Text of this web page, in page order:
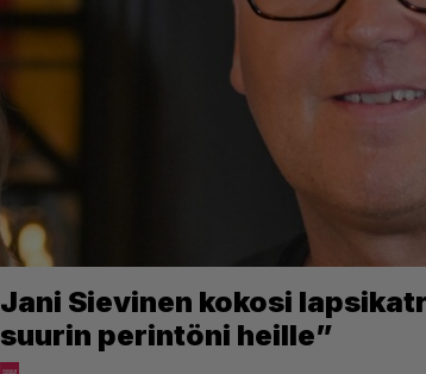
Jani Sievinen kokosi
suurin perintöni heille”